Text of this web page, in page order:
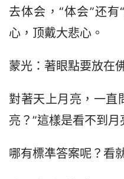
去体会，“体会”还
心，顶戴大悲心。
蒙光：著眼點要放在
對著天上月亮，一直
亮？”這樣是看不到月
哪有標凖答案呢？看